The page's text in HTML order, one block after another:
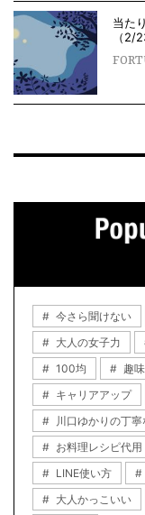
当た
（2/
今さら聞けない
大人の女子力
100均
趣味
キャリアアップ
川口ゆかりの丁寧
お料理レシピ代用
LINE使い方
大人かっこいい